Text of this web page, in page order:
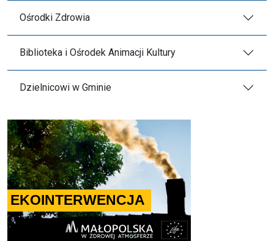
Ośrodki Zdrowia
Biblioteka i Ośrodek Animacji Kultury
Dzielnicowi w Gminie